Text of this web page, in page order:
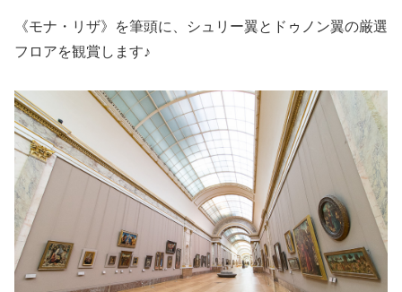
《モナ・リザ》を筆頭に、シュリー翼とドゥノン翼の厳選
フロアを観賞します♪